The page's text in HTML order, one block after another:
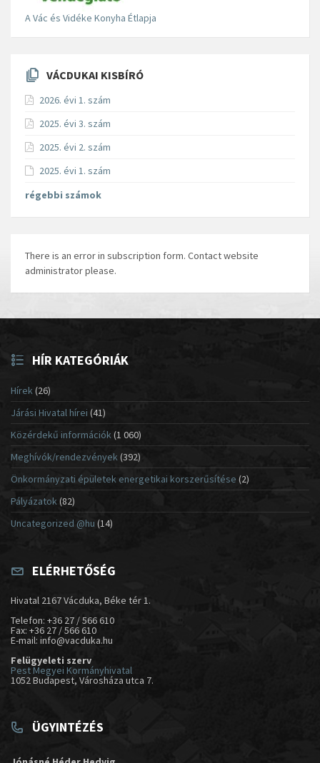
A Vác és Vidéke Konyha Étlapja
VÁCDUKAI KISBÍRÓ
2026. évi 1. szám
2025. évi 3. szám
2025. évi 2. szám
2025. évi 1. szám
régebbi számok
There is an error in subscription form. Contact website
administrator please.
HÍR KATEGÓRIÁK
Hírek(26)
Járási Hivatal hírei (41)
Közérdekű információk(1 060)
Meghívók/rendezvények (392)
Önkormányzati épületek energetikai korszerűsítése (2)
Pályázatok (82)
Uncategorized @hu (14)
ELÉRHETŐSÉG
Hivatal 2167 Vácduka, Béke tér 1.
Telefon: +36 27 / 566 610
Fax: +36 27 / 566 610
E-mail: info@vacduka.hu
Felügyeleti szerv
Pest Megyei Kormányhivatal
1052 Budapest, Városháza utca 7.
ÜGYINTÉZÉS